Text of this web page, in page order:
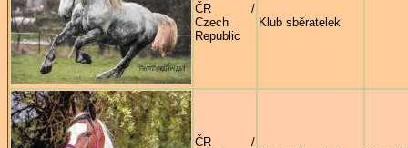
ČR /
Czech
Republic
Klub sběratelek
ČR /